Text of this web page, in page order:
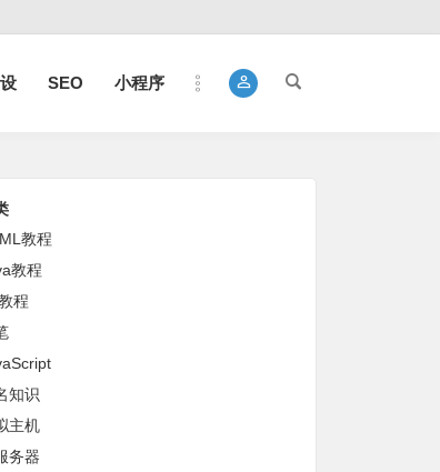
SEO 小程序
教程
教程
程
知识
主机
务器